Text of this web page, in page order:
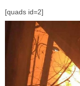
[quads id=2]